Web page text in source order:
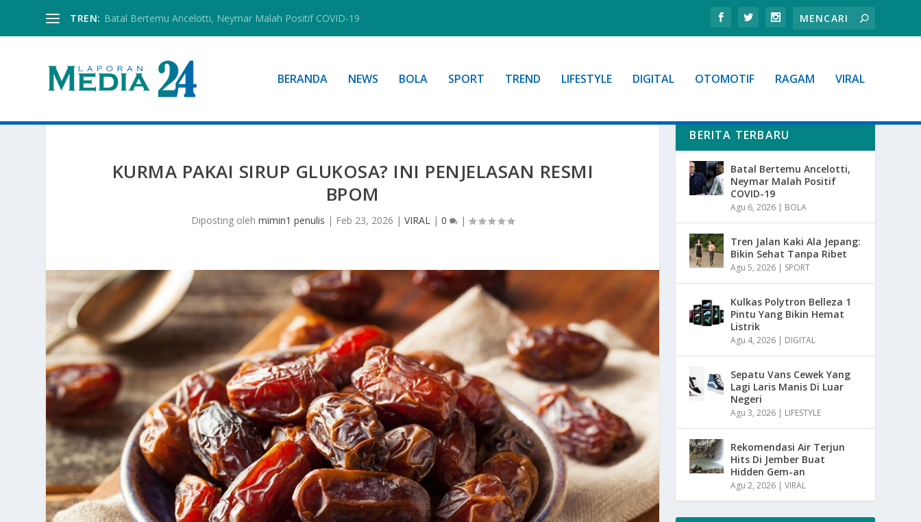
TREN: Batal Bertemu Ancelotti, Neymar Malah Positif COVID-19
BERANDA NEWS BOLA SPORT TREND LIFESTYLE DIGITAL OTOMOTIF RAGAM VIRAL
KURMA PAKAI SIRUP GLUKOSA? INI PENJELASAN RESMI
BPOM
Diposting olehmimin1 penulis | Feb 23, 2026 |VIRAL |0 |
BERITA TERBARU
Batal Bertemu Ancelotti,
Neymar Malah Positif
COVID-19
Agu 6, 2026 | BOLA
Tren Jalan Kaki Ala Jepang:
Bikin Sehat Tanpa Ribet
Agu 5, 2026 | SPORT
Kulkas Polytron Belleza 1
Pintu Yang Bikin Hemat
Listrik
Agu 4, 2026 | DIGITAL
Sepatu Vans Cewek Yang
Lagi Laris Manis Di Luar
Negeri
Agu 3, 2026 | LIFESTYLE
Rekomendasi Air Terjun
Hits Di Jember Buat
Hidden Gem-an
Agu 2, 2026 |VIRAL